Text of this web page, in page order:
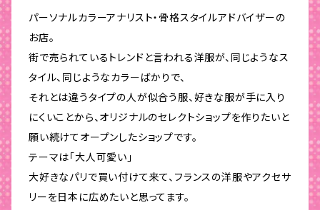
パーソナルカラーアナリスト・骨格スタイルアドバイザーの
お店。
街で売られているトレンドと言われる洋服が、同じようなス
タイル、同じようなカラーばかりで、
それとは違うタイプの人が似合う服、好きな服が手に入り
にくいことから、オリジナルのセレクトショップを作りたいと
願い続けてオープンしたショップです。
テーマは「大人可愛い」
大好きなパリで買い付けて来て、フランスの洋服やアクセサ
リーを日本に広めたいと思ってます。